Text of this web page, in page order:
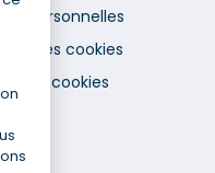
personnelles
des cookies
des cookies